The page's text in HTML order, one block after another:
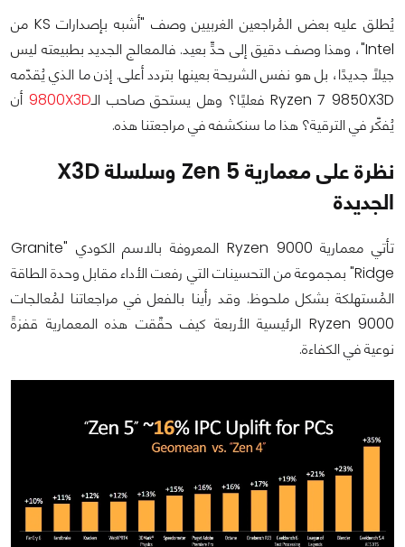
يُطلق عليه بعض المُراجعين الغربيين وصف "أشبه بإصدارات KS من
Intel"، وهذا وصف دقيق إلى حدٍّ بعيد. فالمعالج الجديد بطبيعته ليس
جيلًا جديدًا، بل هو نفس الشريحة بعينها بتردد أعلى. إذن ما الذي يُقدّمه
Ryzen 7 9850X3D فعليًا؟ وهل يستحق صاحب الـ
9800X3D أن
يُفكّر في الترقية؟ هذا ما سنكشفه في مراجعتنا هذه.
نظرة على معمارية Zen 5 وسلسلة X3D
الجديدة
تأتي معمارية Ryzen 9000 المعروفة بالاسم الكودي "Granite
Ridge" بمجموعة من التحسينات التي رفعت الأداء مقابل وحدة الطاقة
المُستهلكة بشكل ملحوظ. وقد رأينا بالفعل في مراجعاتنا لمُعالجات
Ryzen 9000 الرئيسية الأربعة كيف حقّقت هذه المعمارية قفزةً
نوعية في الكفاءة.